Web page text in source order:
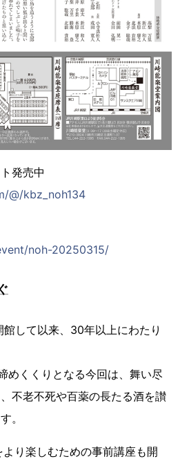
発売中
@/kbz_noh134
noh-20250315/
して以来、30年以上にわたり
めくくりとなる今回は、舞い尽
不老不死や百薬の長たる酒を讃
。
り楽しむための事前講座も開